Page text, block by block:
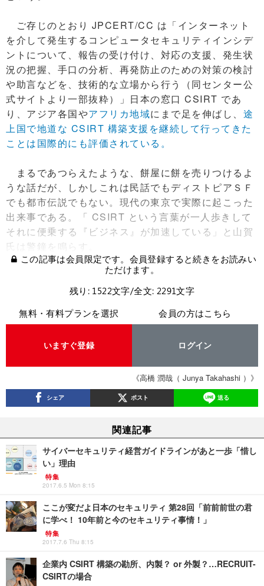
ご存じのとおり JPCERT/CC は「インターネット
を介して発生するコンピュータセキュリティインシデ
ントについて、報告の受け付け、対応の支援、発生状
況の把握、手口の分析、再発防止のための対策の検討
や助言などを、技術的な立場から行う（同センター公
式サイトより一部抜粋）」日本の窓口 CSIRT であ
り、アジア各国やアフリカ地域にまで足を伸ばし、 途
上国で地道な CSIRT 構築支援を継続して行ってきた
ことは国際的にも評価されている。
まるであつらえたような、餅屋に餅を売りつけるよ
うな話だが、しかしこれは民話でもディストピアＳＦ
でも都市伝説でもない。現代の東京で実際に起こった
出来事である。「 CSIRT という言葉が一人歩きして
それに便乗する『ビジネス』が加速している」と山賀
氏は警鐘を鳴らす。
この記事は会員限定です。会員登録すると続きをお読みい
ただけます。
残り: 1522文字/全文: 2291文字
無料・有料プランを選択
いますぐ登録
会員の方はこちら
ログイン
《高橋 潤哉（ Junya Takahashi ）》
シェア ポスト 送る
関連記事
サイバーセキュリティ経営ガイドラインがあと一歩「惜し
い」理由
特集
2017.6.5 Mon 8:15
ここが変だよ日本のセキュリティ 第28回「前前前世の君
に学べ！ 10年前と今のセキュリティ事情！」
特集
2017.7.6 Thu 8:15
企業内 CSIRT 構築の勘所、内製？ or 外製？…RECRUIT-
CSIRTの場合